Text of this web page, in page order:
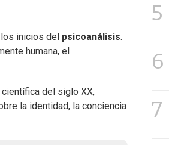
inicios del psicoanálisis.
humana, el
del siglo XX,
la identidad, la conciencia
5
6
7